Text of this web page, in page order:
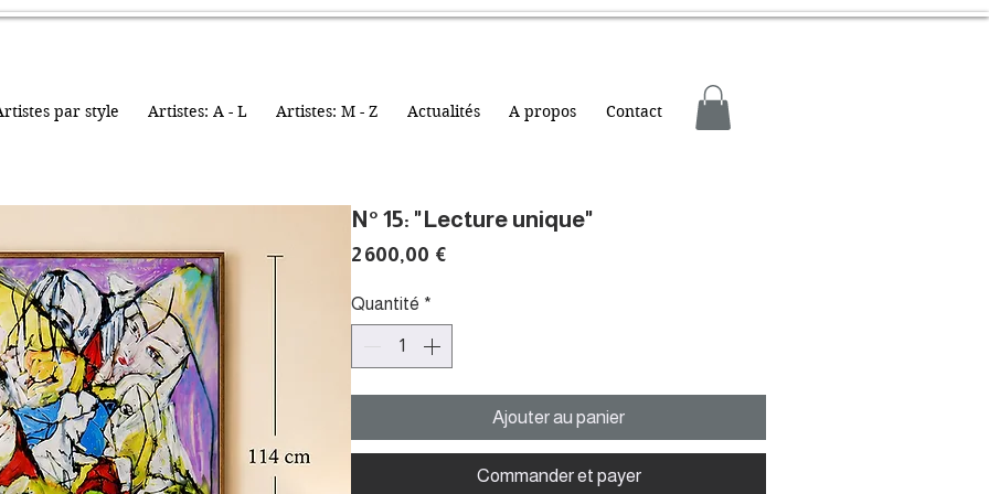
par style Artistes: A - L Artistes: M - Z Actualités A propos Contact
N° 15: "Lecture unique"
2 600,00 €
Quantité *
Ajouter au panier
Commander et payer